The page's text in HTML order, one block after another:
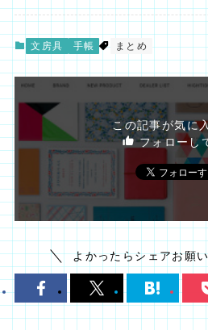
文房具 手帳 まとめ
この記事が気に
フォローし
よかったらシェアお願